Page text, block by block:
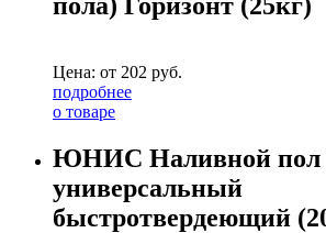
Цена: от 202 руб.
подробнее
о товаре
ЮНИС Наливной пол
универсальный
быстротвердеющий